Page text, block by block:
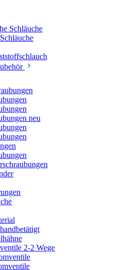
Schläuche
neu
2-2 Wege